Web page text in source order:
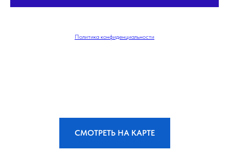
Политика конфиденциальности
СМОТРЕТЬ НА КАРТЕ